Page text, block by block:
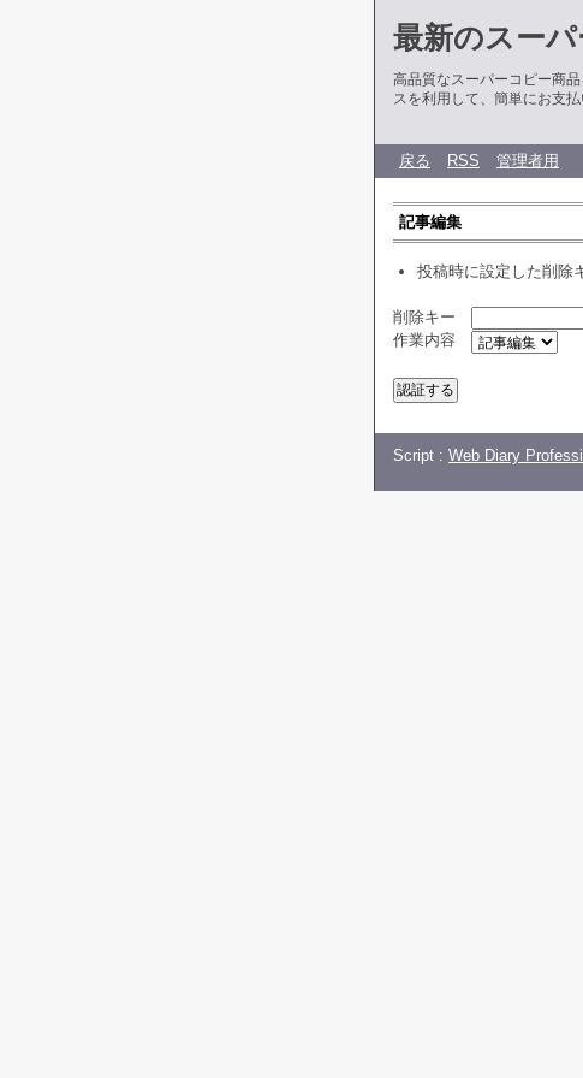
最新のスー
高品質なスーパーコピー商
スを利用して、簡単にお支
戻る RSS 管理者用
記事編集
投稿時に設定した削除
削除キー
作業内容
Script : Web Diary